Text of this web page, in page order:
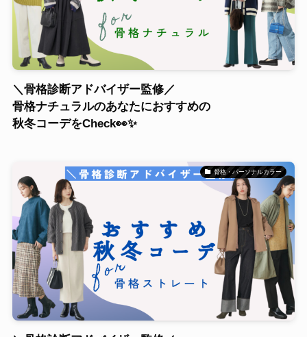
＼骨格診断アドバイザー監修／
骨格ナチュラルのあなたにおすすめの
秋冬コーデをCheck👀✨
骨格・パーソナルカラー